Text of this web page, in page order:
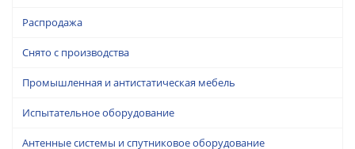
Распродажа
Снято с производства
Промышленная и антистатическая мебель
Испытательное оборудование
Антенные системы и спутниковое оборудование